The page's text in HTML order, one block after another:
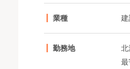
業種
勤務地
北